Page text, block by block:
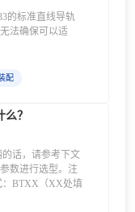
的标准直线导轨
法确保可以适
配
？
话，请参考下文
数进行选型。注
：BTXX（XX处填